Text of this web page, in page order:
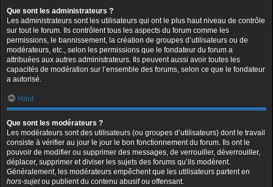
Que sont les administrateurs ?
Les administrateurs sont les utilisateurs qui ont le plus haut niveau de contrôle
sur tout le forum. Ils contrôlent tous les aspects du forum comme les
permissions, le bannissement, la création de groupes d’utilisateurs ou de
modérateurs, etc., selon les permissions que le fondateur du forum a
attribuées aux autres administrateurs. Ils peuvent aussi avoir toutes les
capacités de modération sur l’ensemble des forums, selon ce que le fondateur
a autorisé.
Haut
Que sont les modérateurs ?
Les modérateurs sont des utilisateurs (ou groupes d’utilisateurs) dont le travail
consiste à vérifier au jour le jour le bon fonctionnement du forum. Ils ont le
pouvoir de modifier ou supprimer des messages, de verrouiller, déverrouiller,
déplacer, supprimer et diviser les sujets des forums qu’ils modèrent.
Généralement, les modérateurs empêchent que les utilisateurs partent en
hors-sujetou publient du contenu abusif ou offensant.